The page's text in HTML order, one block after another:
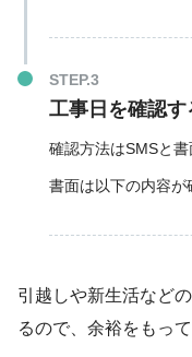
工事日を確認す
確認方法はSMSと書
書面は以下の内容が
引越しや新生活など
るので、 余裕をもっ